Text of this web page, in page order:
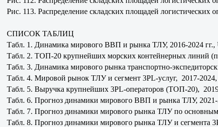
Рис. 113. Распределение складских площадей логистических
СПИСОК ТАБЛИЦ
Табл. 1. Динамика мирового ВВП и рынка ТЛУ, 2016-2024 гг.,
Табл. 2. ТОП-20 крупнейших морских контейнерных линий
Табл. 3. Динамика мирового рынка транспортно-
Табл. 4. Мировой рынок ТЛУ и сегмент 3PL-услуг, 2017-
Табл. 5. Выручка крупнейших 3PL-операторов (ТОП-20),
Табл. 6. Прогноз динамики мирового ВВП и рынка ТЛУ, 2021-
Табл. 7. Прогноз динамики мирового рынка ТЛУ по
Табл. 8. Прогноз динамики мирового рынка ТЛУ и сегмента